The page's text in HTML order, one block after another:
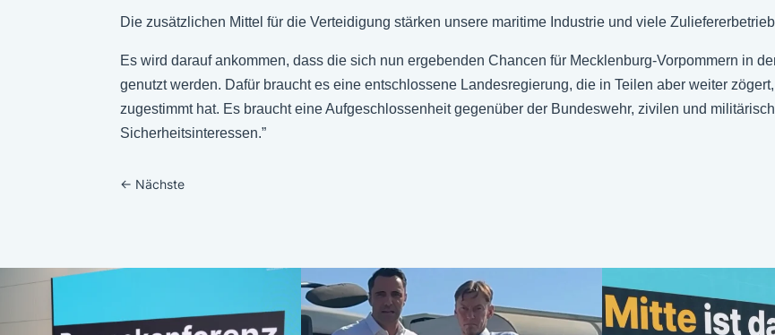
Die zusätzlichen Mittel für die Verteidigung stärken unsere maritime Industrie und viele
Es wird darauf ankommen, dass die sich nun ergebenden Chancen für Mecklenburg-Vorpommern in
genutzt werden. Dafür braucht es eine entschlossene Landesregierung, die in Teilen aber weiter
zugestimmt hat. Es braucht eine Aufgeschlossenheit gegenüber der Bundeswehr, zivilen und
Sicherheitsinteressen.”
← Nächste